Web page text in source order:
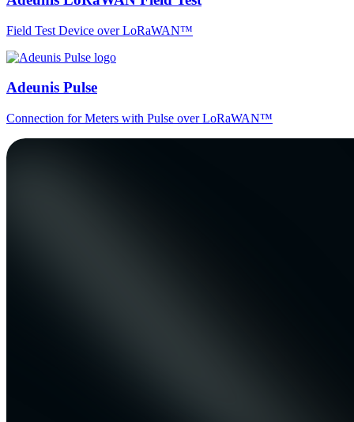
Field Test Device over LoRaWAN™
Adeunis Pulse
Connection for Meters with Pulse over LoRaWAN™